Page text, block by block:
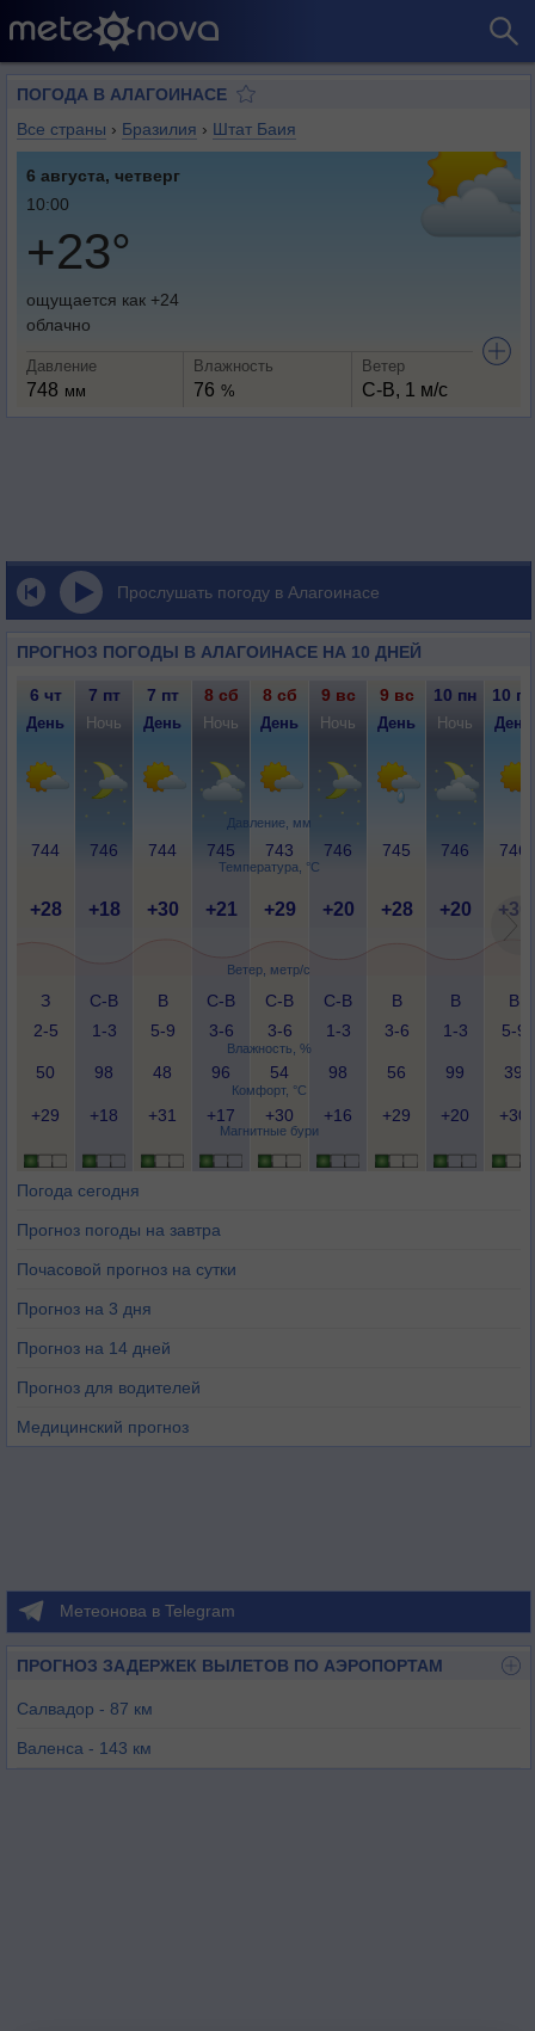
ПОГОДА В АЛАГОИНАСЕ
Все страны › Бразилия › Штат Баия
6 августа, четверг
10:00
+23°
ощущается как +24
облачно
Давление
748 мм
Влажность
76 %
Ветер
С-В, 1 м/с
Прослушать погоду в Алагоинасе
ПРОГНОЗ ПОГОДЫ В АЛАГОИНАСЕ НА 10 ДНЕЙ
Давление, мм
Температура, °C
Ветер, метр/с
Влажность, %
Комфорт, °C
Магнитные бури
6 чт 7 пт 7 пт 8 сб 8 сб 9 вс 9 вс 10 пн 10 пн
День Ночь День Ночь День Ночь День Ночь День
744 746 744 745 743 746 745 746 746
+28 +18 +30 +21 +29 +20 +28 +20 +30
З
2-5
С-В
1-3
В
5-9
С-В
3-6
С-В
3-6
С-В
1-3
В
3-6
В
1-3
В
5-9
50 98 48 96 54 98 56 99 39
+29 +18 +31 +17 +30 +16 +29 +20 +30
Погода сегодня
Прогноз погоды на завтра
Почасовой прогноз на сутки
Прогноз на 3 дня
Прогноз на 14 дней
Прогноз для водителей
Медицинский прогноз
Метеонова в Telegram
ПРОГНОЗ ЗАДЕРЖЕК ВЫЛЕТОВ ПО АЭРОПОРТАМ
Салвадор - 87 км
Валенса - 143 км